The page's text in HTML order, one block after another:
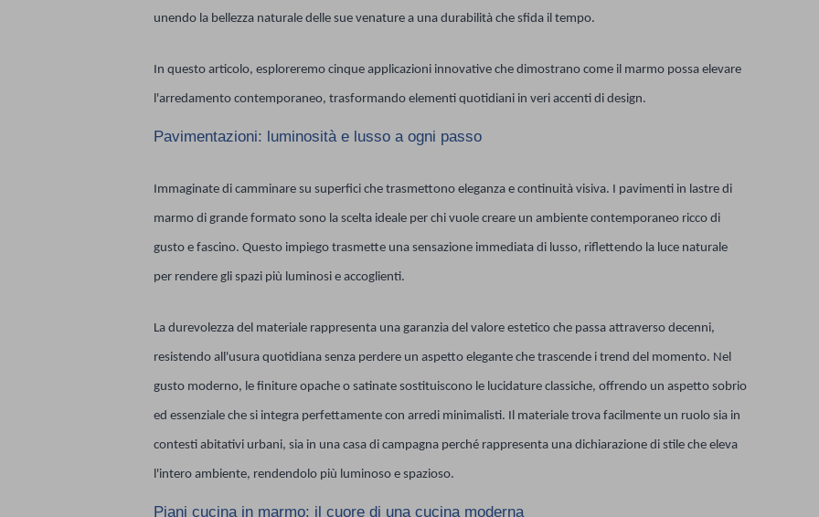
unendo la bellezza naturale delle sue venature a una durabilità che sfida il tempo.
In questo articolo, esploreremo cinque applicazioni innovative che dimostrano come il marmo possa elevare
l'arredamento contemporaneo, trasformando elementi quotidiani in veri accenti di design.
Pavimentazioni: luminosità e lusso a ogni passo
Immaginate di camminare su superfici che trasmettono eleganza e continuità visiva. I pavimenti in lastre di
marmo di grande formato sono la scelta ideale per chi vuole creare un ambiente contemporaneo ricco di
gusto e fascino. Questo impiego trasmette una sensazione immediata di lusso, riflettendo la luce naturale
per rendere gli spazi più luminosi e accoglienti.
La durevolezza del materiale rappresenta una garanzia del valore estetico che passa attraverso decenni,
resistendo all'usura quotidiana senza perdere un aspetto elegante che trascende i trend del momento. Nel
gusto moderno, le finiture opache o satinate sostituiscono le lucidature classiche, offrendo un aspetto sobrio
ed essenziale che si integra perfettamente con arredi minimalisti. Il materiale trova facilmente un ruolo sia in
contesti abitativi urbani, sia in una casa di campagna perché rappresenta una dichiarazione di stile che eleva
l'intero ambiente, rendendolo più luminoso e spazioso.
Piani cucina in marmo: il cuore di una cucina moderna